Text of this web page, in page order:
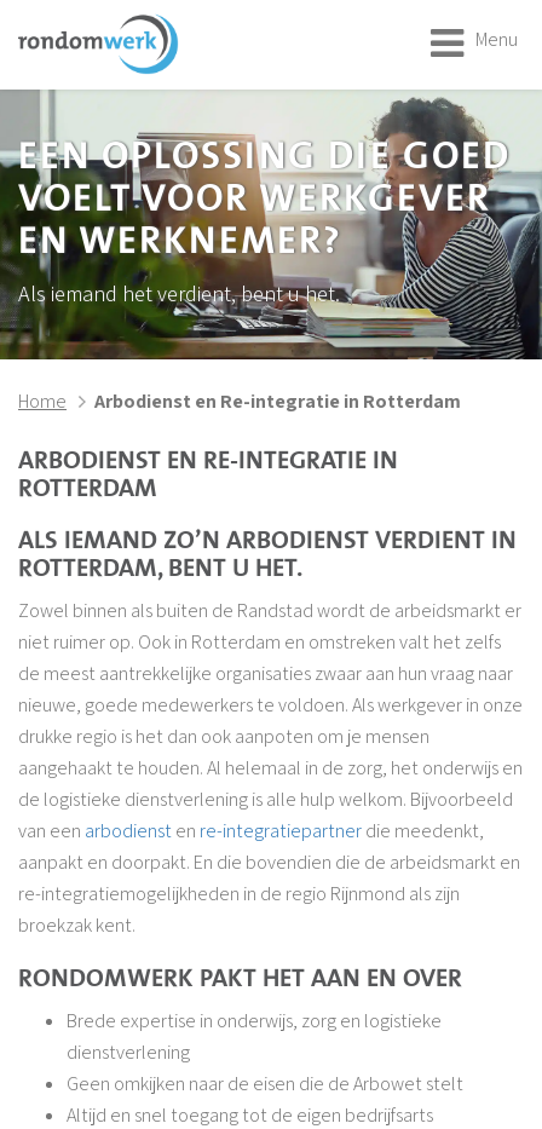
Menu
EEN OPLOSSING DIE GOED
VOELT VOOR WERKGEVER
EN WERKNEMER?
Als iemand het verdient, bent u het.
Home Arbodienst en Re-integratie in Rotterdam
ARBODIENST EN RE-INTEGRATIE IN
ROTTERDAM
ALS IEMAND ZO’N ARBODIENST VERDIENT IN
ROTTERDAM, BENT U HET.
Zowel binnen als buiten de Randstad wordt de arbeidsmarkt er
niet ruimer op. Ook in Rotterdam en omstreken valt het zelfs
de meest aantrekkelijke organisaties zwaar aan hun vraag naar
nieuwe, goede medewerkers te voldoen. Als werkgever in onze
drukke regio is het dan ook aanpoten om je mensen
aangehaakt te houden. Al helemaal in de zorg, het onderwijs en
de logistieke dienstverlening is alle hulp welkom. Bijvoorbeeld
van een arbodiensten re-integratiepartnerdie meedenkt,
aanpakt en doorpakt. En die bovendien die de arbeidsmarkt en
re-integratiemogelijkheden in de regio Rijnmond als zijn
broekzak kent.
RONDOMWERK PAKT HET AAN EN OVER
Brede expertise in onderwijs, zorg en logistieke
dienstverlening
Geen omkijken naar de eisen die de Arbowet stelt
Altijd en snel toegang tot de eigen bedrijfsarts